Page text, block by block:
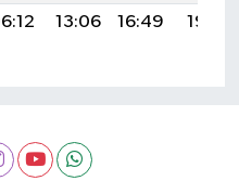
13:06 16:49 19:49